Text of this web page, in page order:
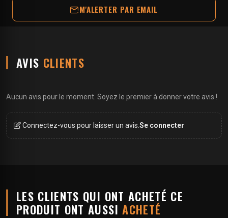
M'ALERTER PAR EMAIL
AVIS CLIENTS
Aucun avis pour le moment. Soyez le premier à donner votre avis !
Connectez-vous pour laisser un avis. Se connecter
LES CLIENTS QUI ONT ACHETÉ CE
PRODUIT ONT AUSSIACHETÉ